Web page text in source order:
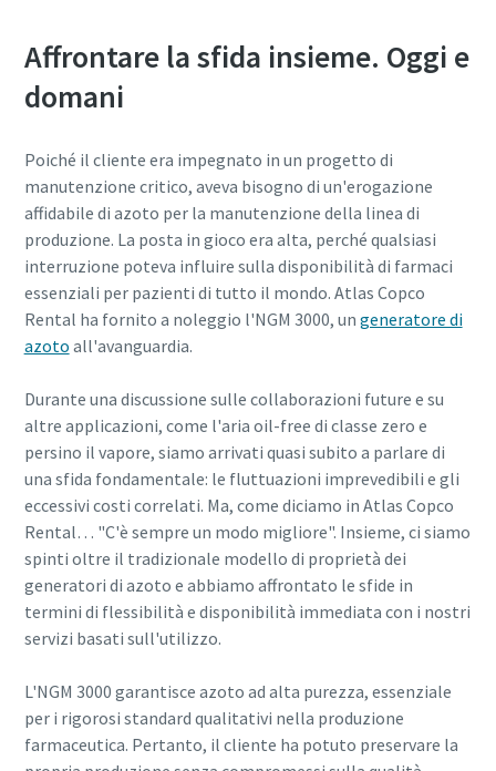
Affrontare la sfida insieme. Oggi e
domani
Poiché il cliente era impegnato in un progetto di
manutenzione critico, aveva bisogno di un'erogazione
affidabile di azoto per la manutenzione della linea di
produzione. La posta in gioco era alta, perché qualsiasi
interruzione poteva influire sulla disponibilità di farmaci
essenziali per pazienti di tutto il mondo. Atlas Copco
Rental ha fornito a noleggio l'NGM 3000, un generatore di
azoto all'avanguardia.
Durante una discussione sulle collaborazioni future e su
altre applicazioni, come l'aria oil-free di classe zero e
persino il vapore, siamo arrivati quasi subito a parlare di
una sfida fondamentale: le fluttuazioni imprevedibili e gli
eccessivi costi correlati. Ma, come diciamo in Atlas Copco
Rental… "C'è sempre un modo migliore". Insieme, ci siamo
spinti oltre il tradizionale modello di proprietà dei
generatori di azoto e abbiamo affrontato le sfide in
termini di flessibilità e disponibilità immediata con i nostri
servizi basati sull'utilizzo.
L'NGM 3000 garantisce azoto ad alta purezza, essenziale
per i rigorosi standard qualitativi nella produzione
farmaceutica. Pertanto, il cliente ha potuto preservare la